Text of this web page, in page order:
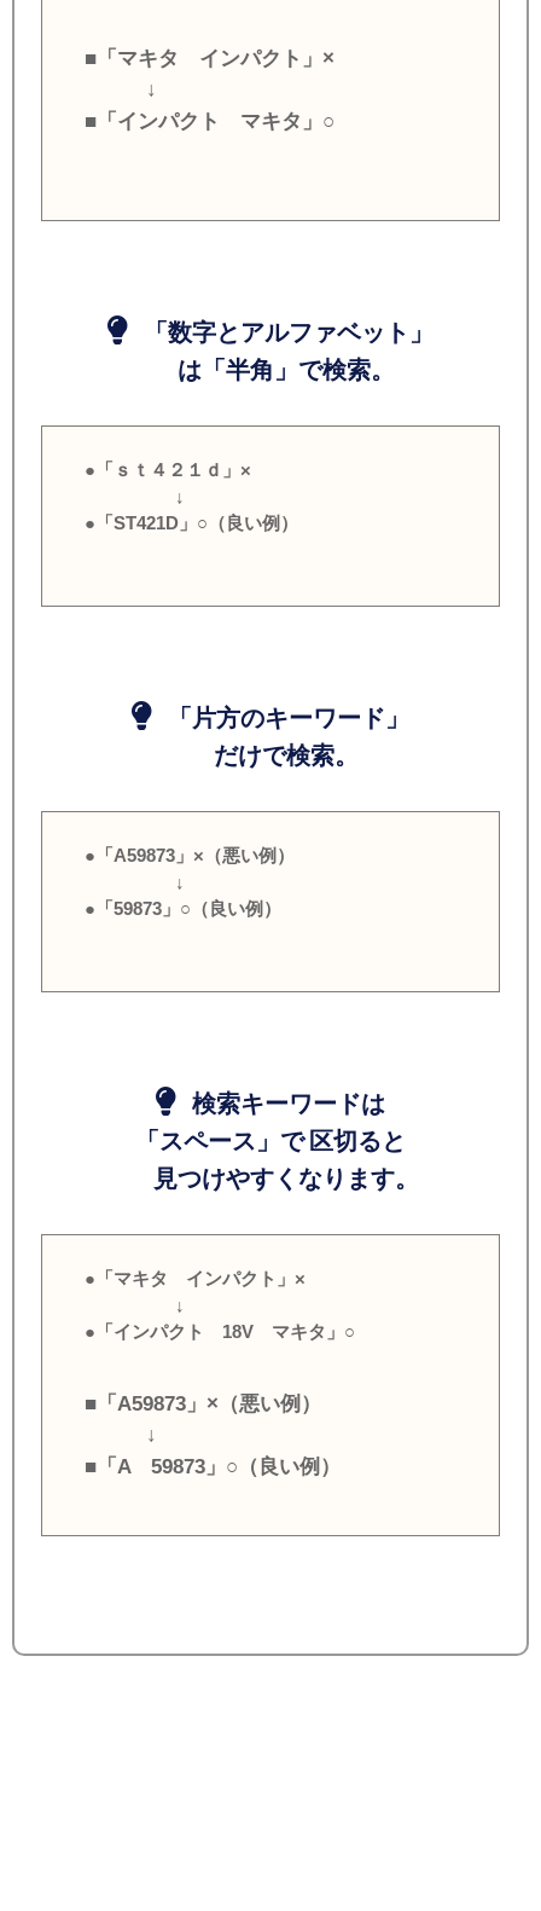
■「マキタ インパクト」×
↓
■「インパクト マキタ」○
「数字とアルファベット」
は「半角」で検索。
●「ｓｔ４２１ｄ」×
↓
●「ST421D」○（良い例）
「片方のキーワード」
だけで検索。
●「A59873」×（悪い例）
↓
●「59873」○（良い例）
検索キーワードは
「スペース」で 区切ると
見つけやすくなります。
●「マキタ インパクト」×
↓
●「インパクト 18V マキタ」○
■「A59873」×（悪い例）
↓
■「A 59873」○（良い例）